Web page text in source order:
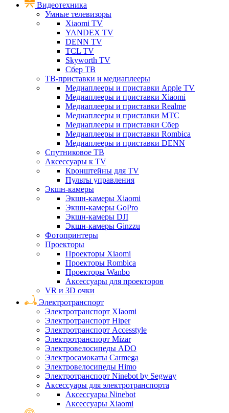
Видеотехника
Умные телевизоры
Xiaomi TV
YANDEX TV
DENN TV
TCL TV
Skyworth TV
Сбер ТВ
ТВ-приставки и медиаплееры
Медиаплееры и приставки Apple TV
Медиаплееры и приставки Xiaomi
Медиаплееры и приставки Realme
Медиаплееры и приставки МТС
Медиаплееры и приставки Сбер
Медиаплееры и приставки Rombica
Медиаплееры и приставки DENN
Спутниковое ТВ
Аксессуары к TV
Кронштейны для TV
Пульты управления
Экшн-камеры
Экшн-камеры Xiaomi
Экшн-камеры GoPro
Экшн-камеры DJI
Экшн-камеры Ginzzu
Фотопринтеры
Проекторы
Проекторы Xiaomi
Проекторы Rombica
Проекторы Wanbo
Аксессуары для проекторов
VR и 3D очки
Электротранспорт
Электротранспорт XIaomi
Электротранспорт Hiper
Электротранспорт Accesstyle
Электротранспорт Mizar
Электровелосипеды ADO
Электросамокаты Carmega
Электровелосипеды Himo
Электротранспорт Ninebot by Segway
Аксессуары для электротранспорта
Аксессуары Ninebot
Аксессуары Xiaomi